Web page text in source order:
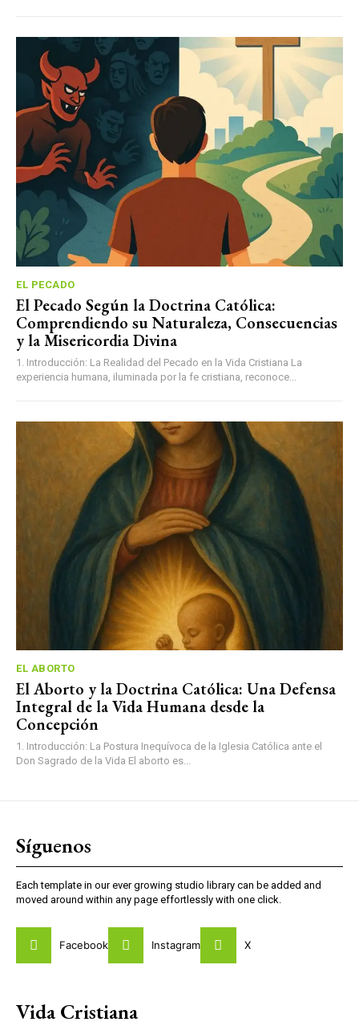
EL PECADO
El Pecado Según la Doctrina Católica:
Comprendiendo su Naturaleza, Consecuencias
y la Misericordia Divina
1. Introducción: La Realidad del Pecado en la Vida Cristiana La
experiencia humana, iluminada por la fe cristiana, reconoce...
EL ABORTO
El Aborto y la Doctrina Católica: Una Defensa
Integral de la Vida Humana desde la
Concepción
1. Introducción: La Postura Inequívoca de la Iglesia Católica ante el
Don Sagrado de la Vida El aborto es...
Síguenos
Each template in our ever growing studio library can be added and
moved around within any page effortlessly with one click.
Facebook Instagram X
Vida Cristiana